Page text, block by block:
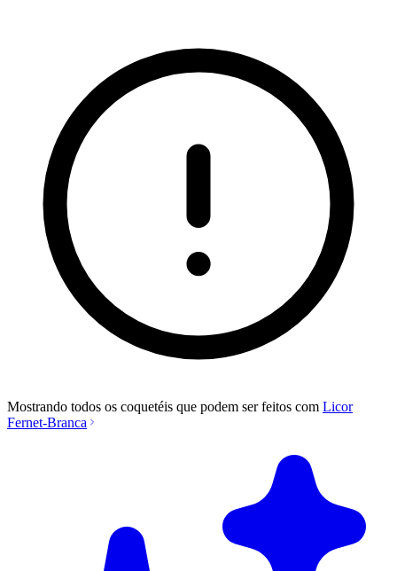
Mostrando todos os coquetéis que podem ser feitos com Licor
Fernet-Branca